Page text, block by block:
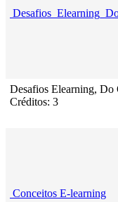
Desafios Elearning, Do
Créditos: 3
Conceitos E-learning